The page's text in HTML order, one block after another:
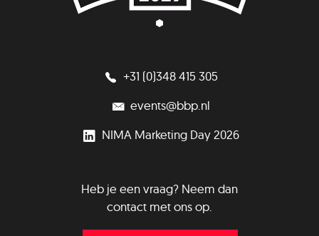
+31 (0)348 415 305
events@bbp.nl
NIMA Marketing Day 2026
Heb je een vraag? Neem dan
contact met ons op.